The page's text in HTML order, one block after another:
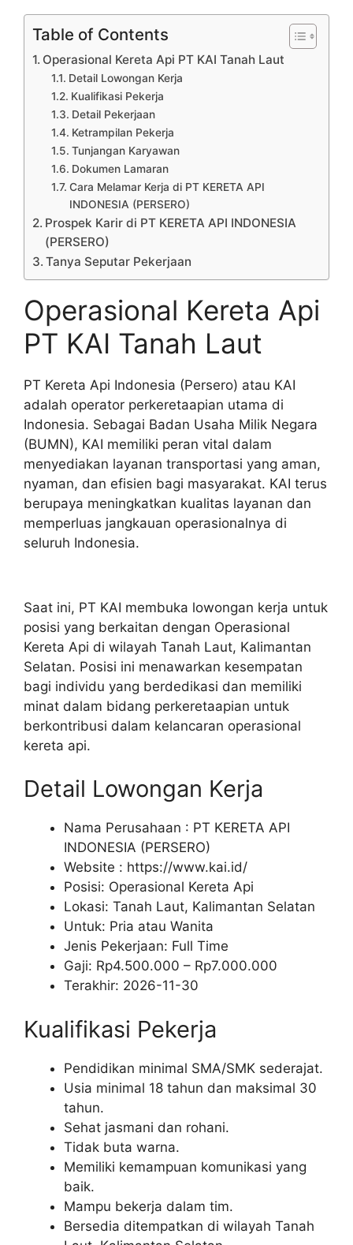
Table of Contents
Operasional Kereta Api PT KAI Tanah Laut
Detail Lowongan Kerja
Kualifikasi Pekerja
Detail Pekerjaan
Ketrampilan Pekerja
Tunjangan Karyawan
Dokumen Lamaran
Cara Melamar Kerja di PT KERETA API
INDONESIA (PERSERO)
Prospek Karir di PT KERETA API INDONESIA
(PERSERO)
Tanya Seputar Pekerjaan
Operasional Kereta Api
PT KAI Tanah Laut
PT Kereta Api Indonesia (Persero) atau KAI
adalah operator perkeretaapian utama di
Indonesia. Sebagai Badan Usaha Milik Negara
(BUMN), KAI memiliki peran vital dalam
menyediakan layanan transportasi yang aman,
nyaman, dan efisien bagi masyarakat. KAI terus
berupaya meningkatkan kualitas layanan dan
memperluas jangkauan operasionalnya di
seluruh Indonesia.
Saat ini, PT KAI membuka lowongan kerja untuk
posisi yang berkaitan dengan Operasional
Kereta Api di wilayah Tanah Laut, Kalimantan
Selatan. Posisi ini menawarkan kesempatan
bagi individu yang berdedikasi dan memiliki
minat dalam bidang perkeretaapian untuk
berkontribusi dalam kelancaran operasional
kereta api.
Detail Lowongan Kerja
Nama Perusahaan : PT KERETA API
INDONESIA (PERSERO)
Website : https://www.kai.id/
Posisi: Operasional Kereta Api
Lokasi: Tanah Laut, Kalimantan Selatan
Untuk: Pria atau Wanita
Jenis Pekerjaan: Full Time
Gaji: Rp4.500.000 – Rp7.000.000
Terakhir: 2026-11-30
Kualifikasi Pekerja
Pendidikan minimal SMA/SMK sederajat.
Usia minimal 18 tahun dan maksimal 30
tahun.
Sehat jasmani dan rohani.
Tidak buta warna.
Memiliki kemampuan komunikasi yang
baik.
Mampu bekerja dalam tim.
Bersedia ditempatkan di wilayah Tanah